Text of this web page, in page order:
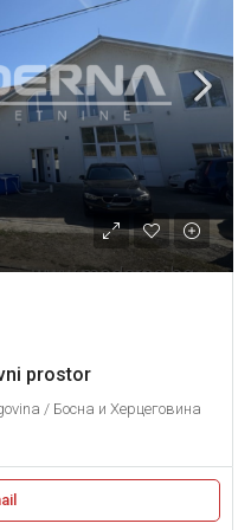
prostor
/ Босна и Херцеговина